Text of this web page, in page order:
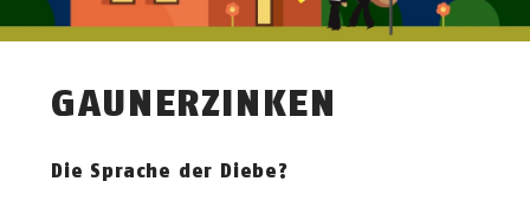
GAUNERZINKEN
Die Sprache der Diebe?